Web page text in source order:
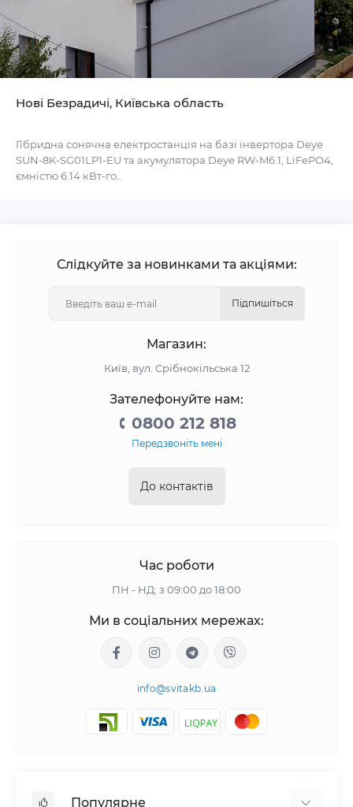
Нові Безрадичі, Київська область
Гібридна сонячна електростанція на базі інвертора Deye
SUN-8K-SG01LP1-EU та акумулятора Deye RW-M6.1, LiFePO4,
ємністю 6.14 кВт-го..
Слідкуйте за новинками та акціями:
Підпишіться
Магазин:
Київ, вул. Срібнокільська 12
Зателефонуйте нам:
0800 212 818
Передзвоніть мені
До контактів
Час роботи
ПН - НД: з 09:00 до 18:00
Ми в соціальних мережах:
info@svitakb.ua
Популярне